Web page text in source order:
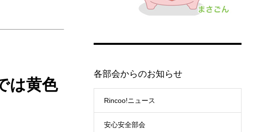
は黄色
各部会からのお知らせ
Rincoo!ニュース
安心安全部会